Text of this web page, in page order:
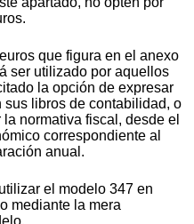
que figura en el anexo
ser utilizado por aquellos
la opción de expresar
libros de contabilidad, o
normativa fiscal, desde el
correspondiente al
anual.
el modelo 347 en
mediante la mera